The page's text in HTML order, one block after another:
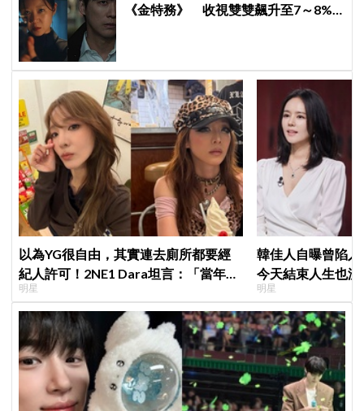
《金特務》 收視雙雙飆升至7～8%
以為YG很自由，其實連去廁所都要經
紀人許可！2NE1 Dara坦言：「當年超
羨慕少女時代」
明星
韓佳人自曝曾陷
今天結束人生也
YouTube重拾生
明星